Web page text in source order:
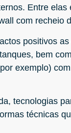
Entre
com recheio
positivos
bem
exemplo)
tecnologias
técnicas